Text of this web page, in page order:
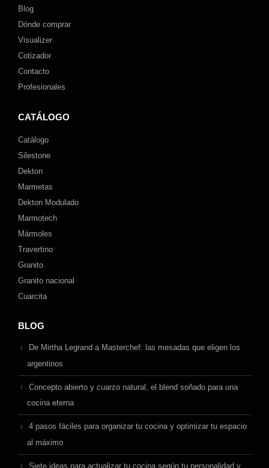
Blog
Dónde comprar
Visualizer
Cotizador
Contacto
Profesionales
CATÁLOGO
Catálogo
Silestone
Dekton
Marmetas
Dekton Modulado
Marmotech
Mármoles
Travertino
Granito
Granito nacional
Cuarcita
BLOG
De Mirtha Legrand a Masterchef: las mesadas que eligen los
argentinos
Concepto abierto y cuarzo natural, el blend soñado para una
cocina eterna
4 pasos fáciles para organizar tu cocina y optimizar tu espacio
al máximo
Siete ideas para actualizar tu cocina según tu personalidad y